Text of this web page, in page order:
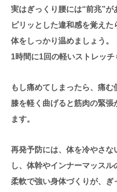
実はぎっくり腰には“前兆”が
ピリッとした違和感を覚え
体をしっかり温めましょう。
1時間に1回の軽いストレッチ
もし痛めてしまったら、痛
膝を軽く曲げると筋肉の緊
ます。
再発予防には、体を冷やさな
し、体幹やインナーマッスル
柔軟で強い身体づくりが、ぎ